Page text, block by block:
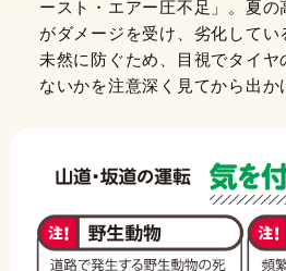
ースト・エアー圧不足」。夏の
がダメージを受け、劣化して
未然に防ぐため、目視でタイヤ
ないかを注意深く見てから出か